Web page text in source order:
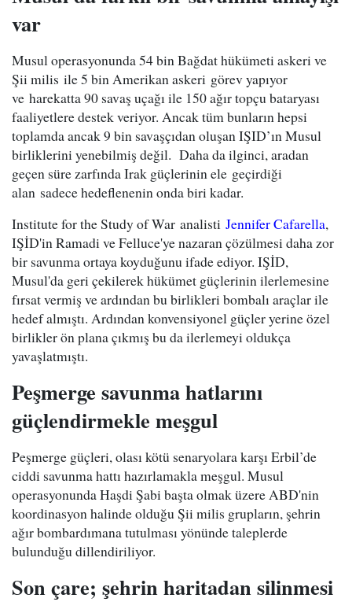
var
Musul operasyonunda 54 bin Bağdat hükümeti askeri ve
Şii milis ile 5 bin Amerikan askeri görev yapıyor
ve harekatta 90 savaş uçağı ile 150 ağır topçu bataryası
faaliyetlere destek veriyor. Ancak tüm bunların hepsi
toplamda ancak 9 bin savaşçıdan oluşan IŞID’ın Musul
birliklerini yenebilmiş değil. Daha da ilginci, aradan
geçen süre zarfında Irak güçlerinin ele geçirdiği
alan sadece hedeflenenin onda biri kadar.
Institute for the Study of War analisti Jennifer Cafarella,
IŞİD'in Ramadi ve Felluce'ye nazaran çözülmesi daha zor
bir savunma ortaya koyduğunu ifade ediyor. IŞİD,
Musul'da geri çekilerek hükümet güçlerinin ilerlemesine
fırsat vermiş ve ardından bu birlikleri bombalı araçlar ile
hedef almıştı. Ardından konvensiyonel güçler yerine özel
birlikler ön plana çıkmış bu da ilerlemeyi oldukça
yavaşlatmıştı.
Peşmerge savunma hatlarını
güçlendirmekle meşgul
Peşmerge güçleri, olası kötü senaryolara karşı Erbil’de
ciddi savunma hattı hazırlamakla meşgul. Musul
operasyonunda Haşdi Şabi başta olmak üzere ABD'nin
koordinasyon halinde olduğu Şii milis grupların, şehrin
ağır bombardımana tutulması yönünde taleplerde
bulunduğu dillendiriliyor.
Son çare; şehrin haritadan silinmesi